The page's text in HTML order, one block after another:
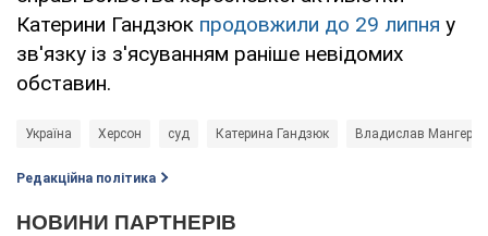
Катерини Гандзюк продовжили до 29 липня у
зв'язку із з'ясуванням раніше невідомих
обставин.
Україна Херсон суд Катерина Гандзюк Владислав Мангер
Редакційна політика